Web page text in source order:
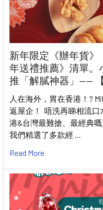
新年限定《辦年貨
年送禮推薦》清單。
推「解膩神器」——
人在海外，胃在香港！?
返屋企！ 唔洗再睇相流口
港&台灣最難搶、最經典
我們精選了多款經 …
Read More